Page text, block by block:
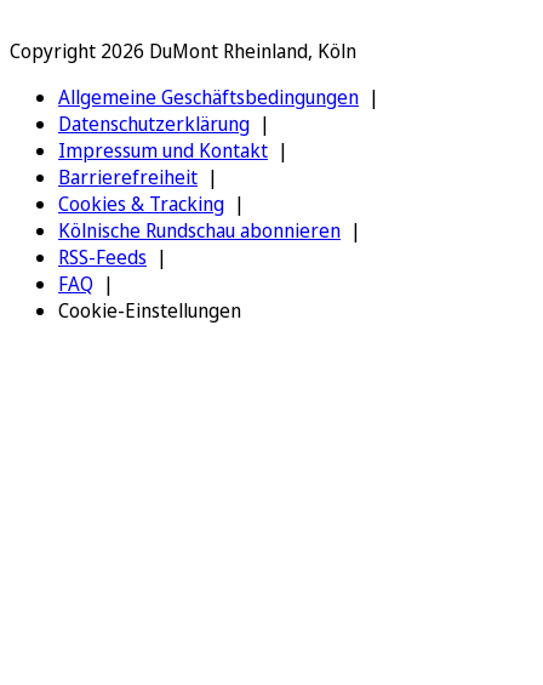
Copyright 2026 DuMont Rheinland, Köln
Allgemeine Geschäftsbedingungen
Datenschutzerklärung
Impressum und Kontakt
Barrierefreiheit
Cookies & Tracking
Kölnische Rundschau abonnieren
RSS-Feeds
FAQ
Cookie-Einstellungen